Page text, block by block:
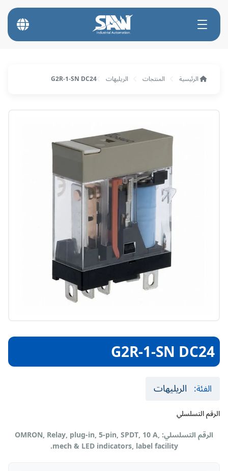
الرئيسية المنتجات الريليهات G2R-1-SN DC24
G2R-1-SN DC24
الفئة: الريليهات
الرقم التسلسلي
الرقم التسلسلي: OMRON, Relay, plug-in, 5-pin, SPDT, 10 A,
mech & LED indicators, label facility.